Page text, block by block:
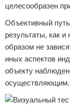
целесообразен
Объективный
результаты, как
образом не
иных аспектов
объекту
осуществляющим.